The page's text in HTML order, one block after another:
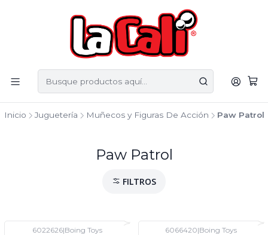
Inicio Juguetería Muñecos y Figuras De Acción Paw Patrol
Paw Patrol
FILTROS
6022626|Boing Toys 6066420|Boing Toys